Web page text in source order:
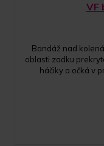
VF
Bandáž nad
oblasti zadku
háčiky a očká v